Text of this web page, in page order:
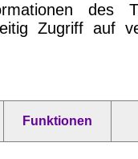
des
Zugriff auf
Funktionen